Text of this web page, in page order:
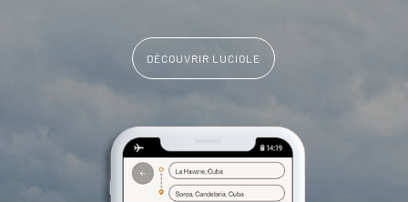
DÉCOUVRIR LUCIOLE